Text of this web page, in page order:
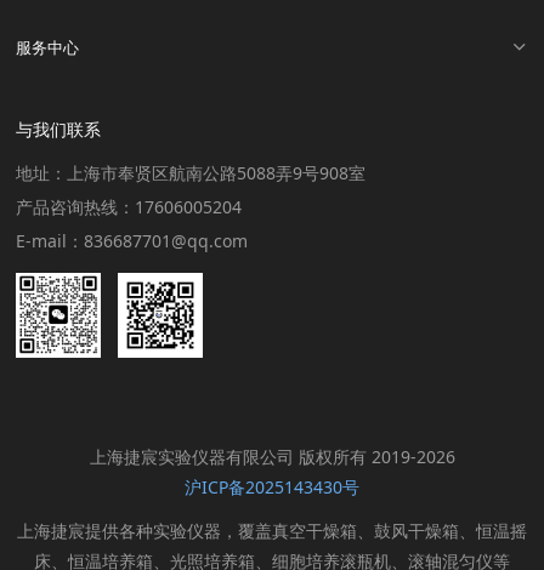
服务中心
与我们联系
地址：上海市奉贤区航南公路5088弄9号908室
产品咨询热线：17606005204
E-mail：836687701@qq.com
上海捷宸实验仪器有限公司 版权所有 2019-2026
沪ICP备2025143430号
上海捷宸提供各种实验仪器，覆盖真空干燥箱、鼓风干燥箱、恒温摇
床、恒温培养箱、光照培养箱、细胞培养滚瓶机、滚轴混匀仪等